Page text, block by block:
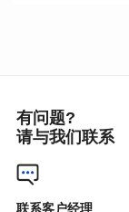
有问题?
请与我们联系
联系客户经理